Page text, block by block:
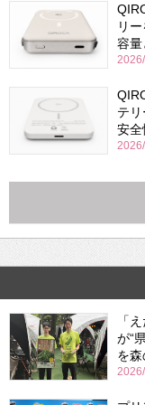
リ
容量
テ
安全
「
が“
を